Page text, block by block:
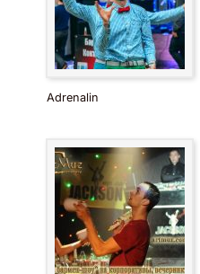
Adrenalin